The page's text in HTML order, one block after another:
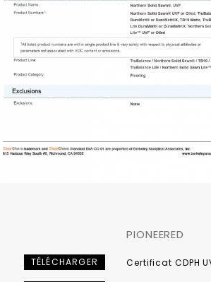
TÉLÉCHARGER
PIONEERED
Certificat CDPH